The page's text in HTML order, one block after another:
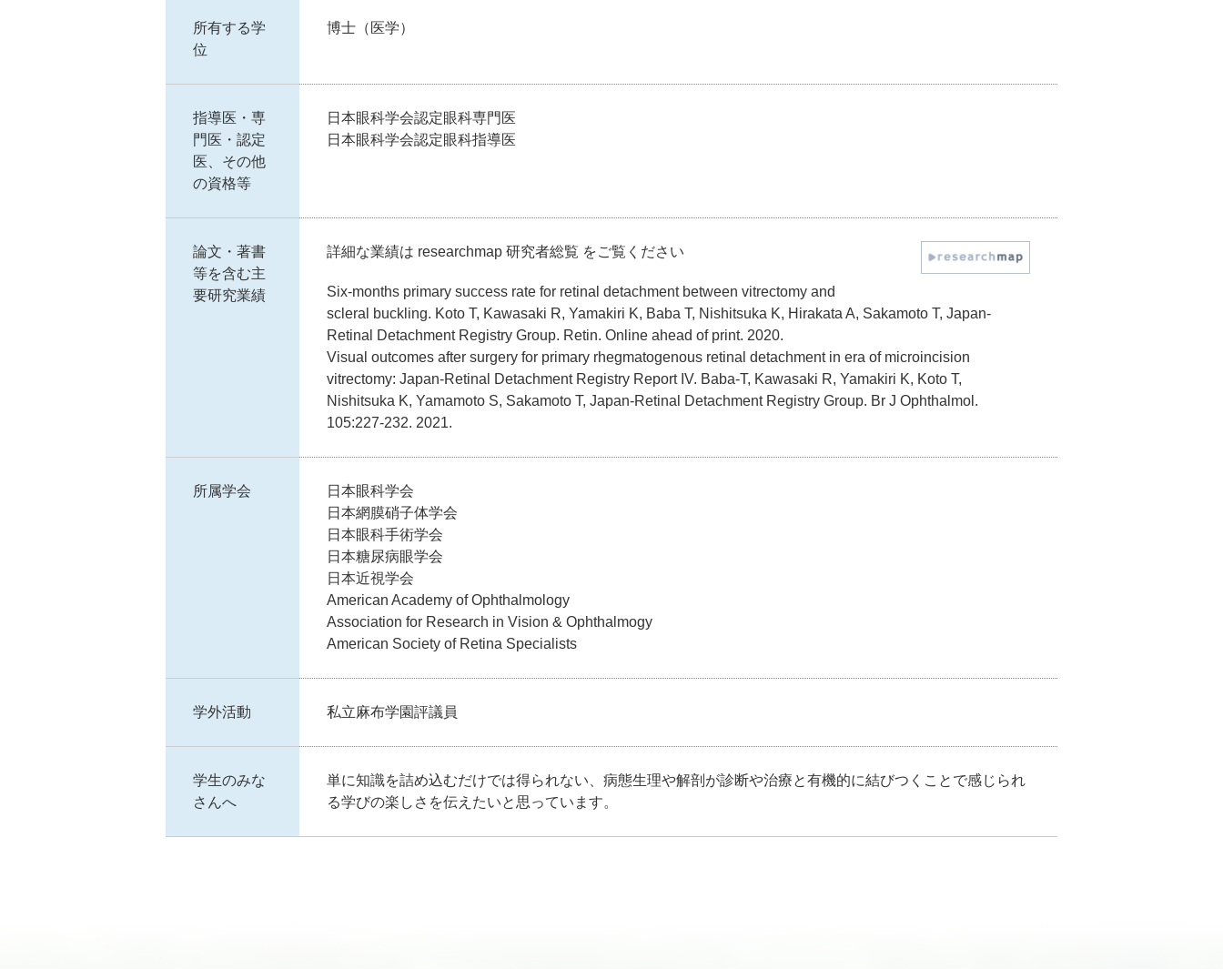
所有する学
位
博士（医学）
指導医・専
門医・認定
医、その他
の資格等
日本眼科学会認定眼科専門医
日本眼科学会認定眼科指導医
論文・著書
等を含む主
要研究業績
詳細な業績は researchmap 研究者総覧 をご覧ください
Six-months primary success rate for retinal detachment between vitrectomy and
scleral buckling. Koto T, Kawasaki R, Yamakiri K, Baba T, Nishitsuka K, Hirakata A, Sakamoto T, Japan-
Retinal Detachment Registry Group. Retin. Online ahead of print. 2020.
Visual outcomes after surgery for primary rhegmatogenous retinal detachment in era of microincision
vitrectomy: Japan-Retinal Detachment Registry Report IV. Baba-T, Kawasaki R, Yamakiri K, Koto T,
Nishitsuka K, Yamamoto S, Sakamoto T, Japan-Retinal Detachment Registry Group. Br J Ophthalmol.
105:227-232. 2021.
所属学会
日本眼科学会
日本網膜硝子体学会
日本眼科手術学会
日本糖尿病眼学会
日本近視学会
American Academy of Ophthalmology
Association for Research in Vision & Ophthalmogy
American Society of Retina Specialists
学外活動 私立麻布学園評議員
学生のみな
さんへ
単に知識を詰め込むだけでは得られない、病態生理や解剖が診断や治療と有機的に結びつくことで感じられ
る学びの楽しさを伝えたいと思っています。